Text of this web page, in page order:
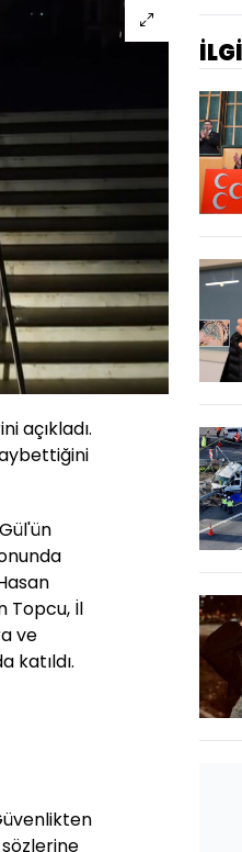
açıkladı.
Topcu, İl
ve
katıldı.